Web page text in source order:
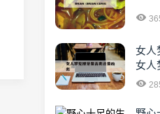
女人
女人